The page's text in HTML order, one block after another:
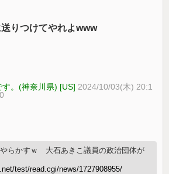
りつけてやれよwww
。(神奈川県) [US] 2024/10/03(木) 20:1
やらかすｗ 大石あきこ議員の政治団体が
test/read.cgi/news/1727908955/